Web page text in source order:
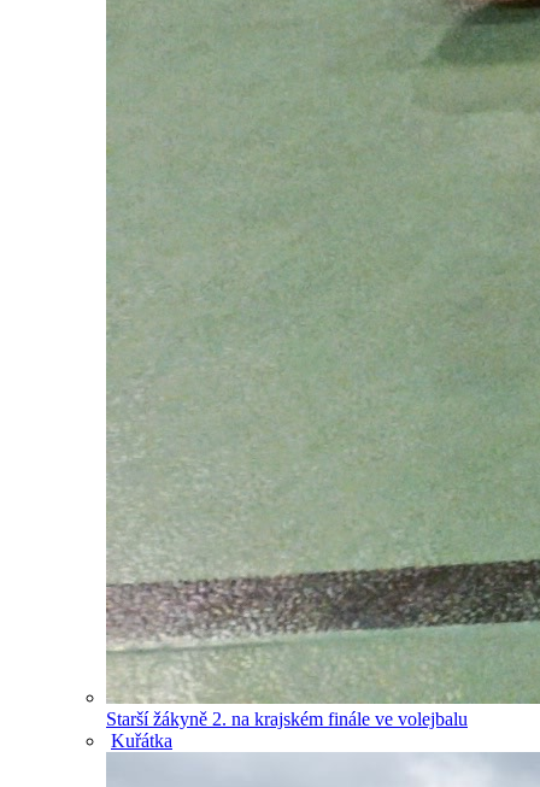
Starší žákyně 2. na krajském finále ve volejbalu
Kuřátka